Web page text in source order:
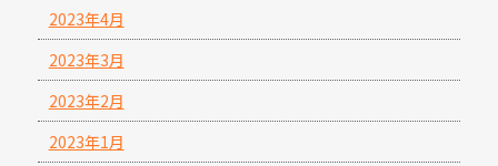
2023年4月
2023年3月
2023年2月
2023年1月